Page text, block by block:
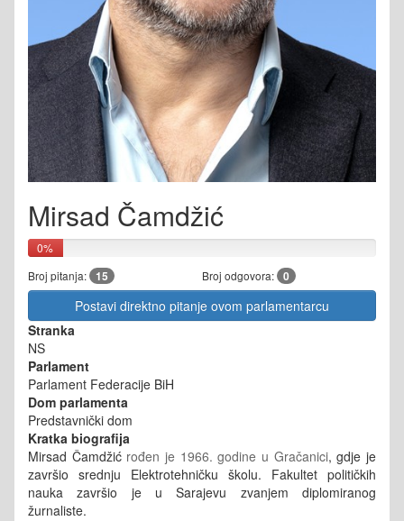
Mirsad Čamdžić
0%
Broj pitanja: 15 Broj odgovora: 0
Postavi direktno pitanje ovom parlamentarcu
Stranka
NS
Parlament
Parlament Federacije BiH
Dom parlamenta
Predstavnički dom
Kratka biografija
Mirsad Čamdžić rođen je 1966. godine u Gračanici, gdje je
završio srednju Elektrotehničku školu. Fakultet političkih
nauka završio je u Sarajevu zvanjem diplomiranog
žurnaliste.